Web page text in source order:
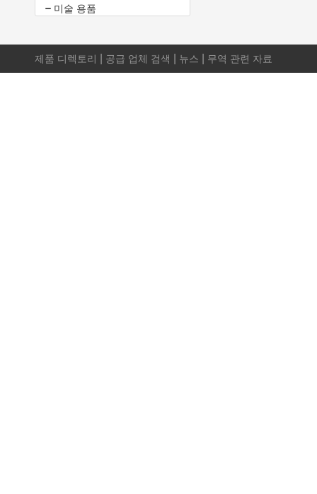
미술 용품
제품 디렉토리 공급 업체 검색 뉴스 무역 관련 자료